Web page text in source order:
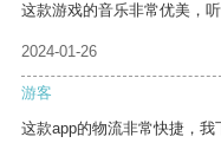
这款游戏的音乐非常优美，听
2024-01-26
游客
这款app的物流非常快捷，我